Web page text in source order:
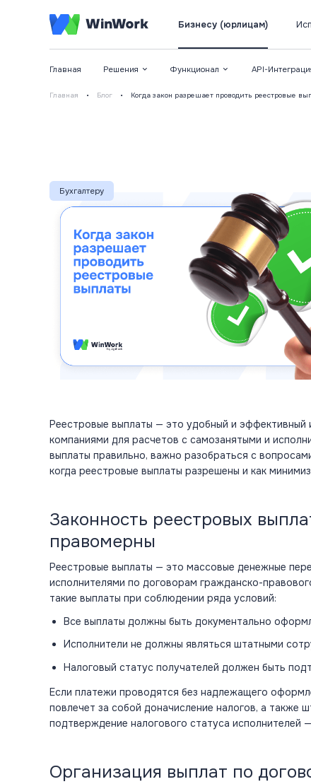
Бизнесу (юрлицам)
Главная Решения Функционал API-
Главная • Блог • Когда закон разрешает проводить реестровые
Бухгалтеру
Реестровые выплаты — это удобный и
компаниями для расчетов ссамозанятымии
выплаты правильно, важно разобраться с
когда реестровые выплаты разрешены и как
Законность реестровых
правомерны
Реестровые выплаты — это массовые денежные
исполнителями по договорам гражданско-
такие выплаты при соблюдении ряда условий:
Все выплаты должны быть документально
Исполнители не должны являться штатными
Налоговый статус получателей должен быть
Еслиплатежипроводятся без надлежащего
повлечет за собой доначисление налогов, а также
подтверждение налогового статуса исполнителей
Организация выплат по